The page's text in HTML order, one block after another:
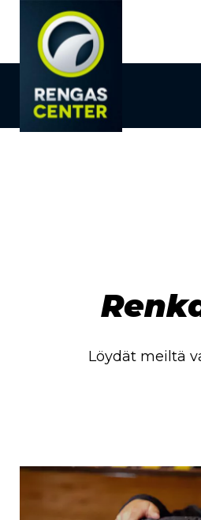
Löydät meiltä